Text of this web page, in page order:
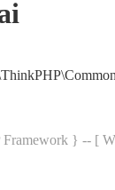
Framework } -- [